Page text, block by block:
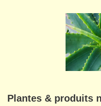
Plantes & produits